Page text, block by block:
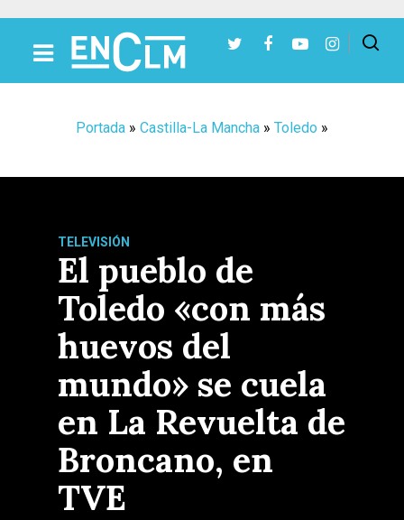
Portada » Castilla-La Mancha » Toledo »
TELEVISIÓN
El pueblo de
Toledo «con más
huevos del
mundo» se cuela
en La Revuelta de
Broncano, en
TVE